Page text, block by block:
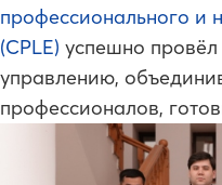
профессионального и
(CPLE) успешно
управлению,
профессионалов,